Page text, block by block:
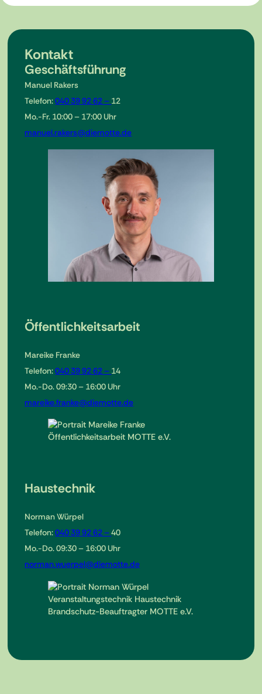
Kontakt
Geschäftsführung
Manuel Rakers
Telefon:040 39 92 62 – 12
Mo.-Fr. 10:00 – 17:00 Uhr
manuel.rakers@diemotte.de
Öffentlichkeitsarbeit
Mareike Franke
Telefon:040 39 92 62 – 14
Mo.-Do. 09:30 – 16:00 Uhr
mareike.franke@diemotte.de
Haustechnik
Norman Würpel
Telefon:040 39 92 62 –40
Mo.-Do. 09:30 – 16:00 Uhr
norman.wuerpel@diemotte.de